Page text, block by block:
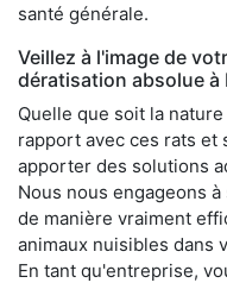
santé générale.
Veillez à l'image de
dératisation absolue à
Quelle que soit la
rapport avec ces rats et
apporter des solutions
Nous nous engageons
de manière vraiment
animaux nuisibles dans
En tant qu'entreprise,